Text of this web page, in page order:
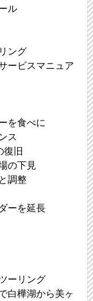
ル
ング
ービスマニュア
を食べに
ス
復旧
の下見
調整
ーを延長
ーリング
白樺湖から美ヶ